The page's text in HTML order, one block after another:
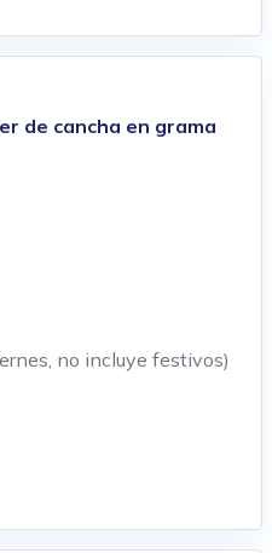
de cancha en grama
no incluye festivos)